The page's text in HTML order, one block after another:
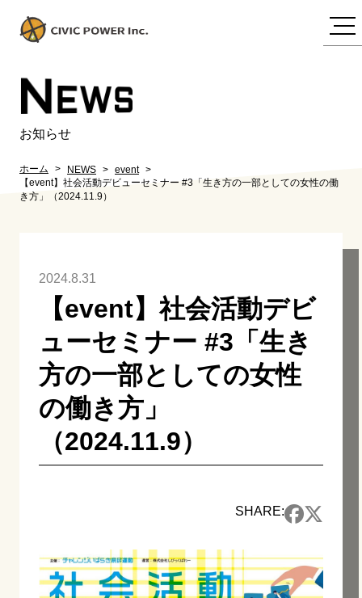
NEWS
お知らせ
ホーム NEWS
event
【event】社会活動デビューセミナー #3「生き方の一部としての女性の働
き方」（2024.11.9）
2024.8.31
【event】社会活動デビ
ューセミナー #3「生き
方の一部としての女性
の働き方」
（2024.11.9）
SHARE: